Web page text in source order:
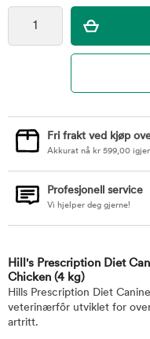
Fri frakt ved kjøp
Akkurat nå kr 599,00
Profesjonell service
Vi hjelper deg gjerne!
Hill's Prescription Diet
Chicken (4 kg)
Hills Prescription Diet
veterinærfôr utviklet for
artritt.